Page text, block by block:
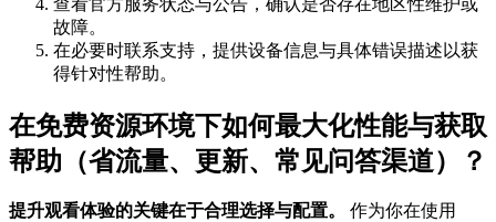
故障。
在必要时联系支持，提供设备信息与具体错误描述以获
得针对性帮助。
在免费资源环境下如何最大化性能与获取
帮助（省流量、更新、常见问答渠道）？
提升观看体验的关键在于合理选择与配置。
作为你在使用